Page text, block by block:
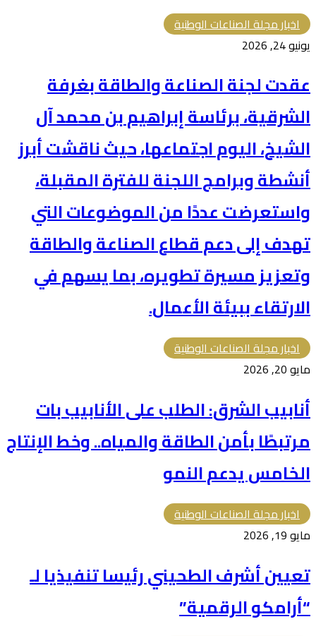
اخبار مجلة الصناعات الوطنية
يونيو 24, 2026
عقدت لجنة الصناعة والطاقة بغرفة
الشرقية، برئاسة إبراهيم بن محمد آل
الشيخ، اليوم اجتماعها، حيث ناقشت أبرز
أنشطة وبرامج اللجنة للفترة المقبلة،
واستعرضت عددًا من الموضوعات التي
تهدف إلى دعم قطاع الصناعة والطاقة
وتعزيز مسيرة تطويره، بما يسهم في
الارتقاء ببيئة الأعمال.
اخبار مجلة الصناعات الوطنية
مايو 20, 2026
أنابيب الشرق: الطلب على الأنابيب بات
مرتبطًا بأمن الطاقة والمياه.. وخط الإنتاج
الخامس يدعم النمو
اخبار مجلة الصناعات الوطنية
مايو 19, 2026
تعيين أشرف الطحيني رئيسا تنفيذيا لـ
“أرامكو الرقمية”